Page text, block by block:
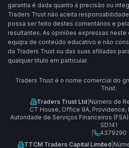
garantia é dada quanto à precisão ou
Traders Trust não aceita
possa ser feito destes comentários e
resultantes. As opiniões expressas neste
equipa de conteúdo educativo e não
da Traders Trust ou das suas afiliadas
qualquer título em particular.
Traders Trust é o nome comercial do
Trust.
Traders Trust Ltd Número de
CT House, Office 9A, Providence,
Autoridade de Serviços Financeiros (FSA)
SD141
4379290
TTCM Traders Capital Limited